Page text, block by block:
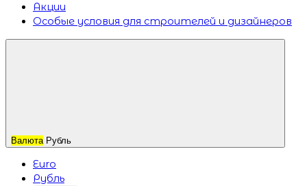
Акции
Особые условия для строителей и дизайнеров
Валюта Рубль
Euro
Рубль